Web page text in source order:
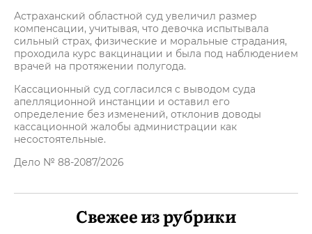
Астраханский областной суд увеличил размер
компенсации, учитывая, что девочка испытывала
сильный страх, физические и моральные страдания,
проходила курс вакцинации и была под наблюдением
врачей на протяжении полугода.
Кассационный суд согласился с выводом суда
апелляционной инстанции и оставил его
определение без изменений, отклонив доводы
кассационной жалобы администрации как
несостоятельные.
Дело № 88-2087/2026
Свежее из рубрики